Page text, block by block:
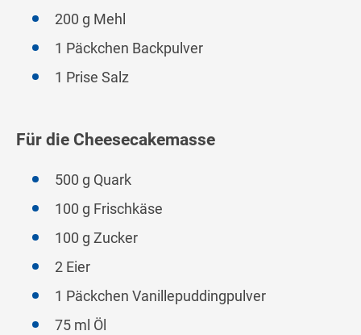
200 g Mehl
1 Päckchen Backpulver
1 Prise Salz
Für die Cheesecakemasse
500 g Quark
100 g Frischkäse
100 g Zucker
2 Eier
1 Päckchen Vanillepuddingpulver
75 ml Öl